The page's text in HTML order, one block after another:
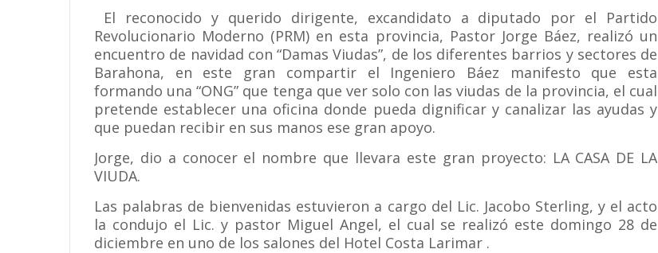
El reconocido y querido dirigente, excandidato a diputado por el Partido
Revolucionario Moderno (PRM) en esta provincia, Pastor Jorge Báez, realizó un
encuentro de navidad con “Damas Viudas”, de los diferentes barrios y sectores de
Barahona, en este gran compartir el Ingeniero Báez manifesto que esta
formando una “ONG” que tenga que ver solo con las viudas de la provincia, el cual
pretende establecer una oficina donde pueda dignificar y canalizar las ayudas y
que puedan recibir en sus manos ese gran apoyo.
Jorge, dio a conocer el nombre que llevara este gran proyecto: LA CASA DE LA
VIUDA.
Las palabras de bienvenidas estuvieron a cargo del Lic. Jacobo Sterling, y el acto
la condujo el Lic. y pastor Miguel Angel, el cual se realizó este domingo 28 de
diciembre en uno de los salones del Hotel Costa Larimar .